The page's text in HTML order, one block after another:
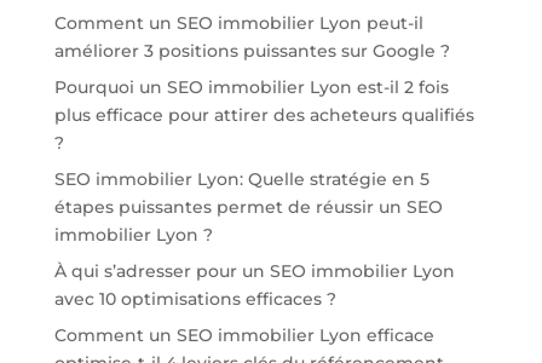
Comment un SEO immobilier Lyon peut-il
améliorer 3 positions puissantes sur Google ?
Pourquoi un SEO immobilier Lyon est-il 2 fois
plus efficace pour attirer des acheteurs qualifiés
?
SEO immobilier Lyon: Quelle stratégie en 5
étapes puissantes permet de réussir un SEO
immobilier Lyon ?
À qui s’adresser pour un SEO immobilier Lyon
avec 10 optimisations efficaces ?
Comment un SEO immobilier Lyon efficace